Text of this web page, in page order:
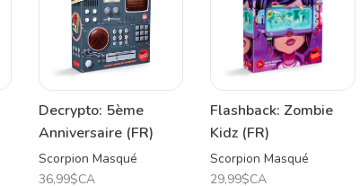
Decrypto: 5ème
Anniversaire (FR)
Scorpion Masqué
36,99$CA
Flashback: Zombie
Kidz (FR)
Scorpion Masqué
29,99$CA